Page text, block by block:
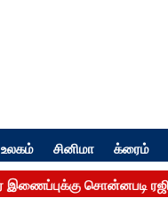
உலகம் சினிமா க்ரைம்